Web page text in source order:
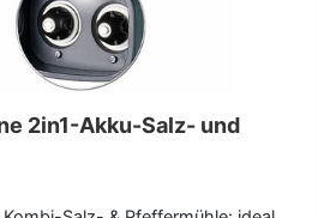
2in1-Akku-Salz- und